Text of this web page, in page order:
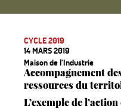
CYCLE 2019
14 MARS 2019
Maison de l’Industrie
Accompagnement
ressources du
L’exemple de